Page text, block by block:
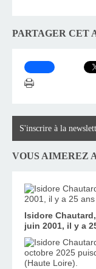
PARTAGER CET
S'inscrire à la
VOUS AIMEREZ
Isidore
juin 2001, il y a